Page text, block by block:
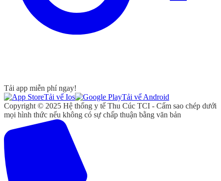
Tải app miễn phí ngay!
Tải vể Ios
Tải vể Android
Copyright © 2025 Hệ thống y tế Thu Cúc TCI - Cấm sao chép dưới
mọi hình thức nếu không có sự chấp thuận bằng văn bản